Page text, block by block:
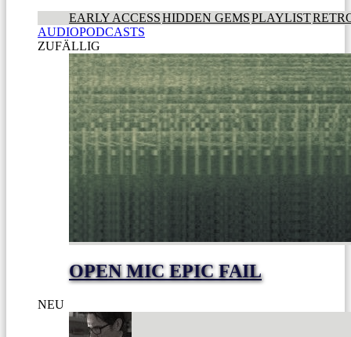
EARLY ACCESSHIDDEN GEMSPLAYLIST
AUDIOPODCASTS
ZUFÄLLIG
OPEN MIC EPIC FAIL
NEU